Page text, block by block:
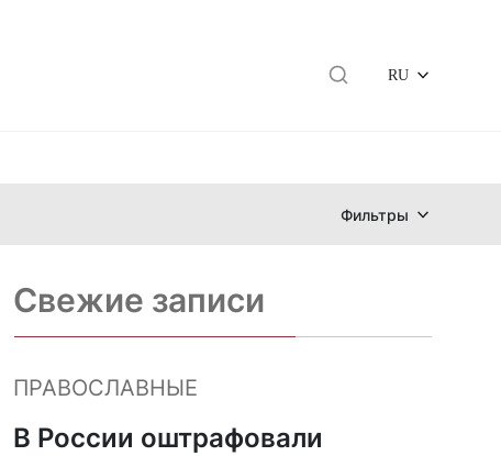
RU
Фильтры
Свежие записи
ПРАВОСЛАВНЫЕ
В России оштрафовали